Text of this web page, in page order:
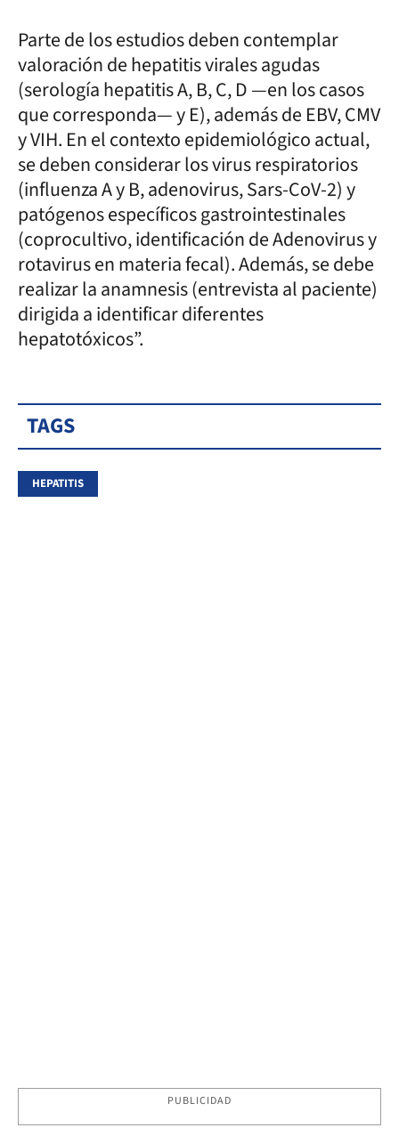
Parte de los estudios deben contemplar
valoración de hepatitis virales agudas
(serología hepatitis A, B, C, D —en los casos
que corresponda— y E), además de EBV, CMV
y VIH. En el contexto epidemiológico actual,
se deben considerar los virus respiratorios
(influenza A y B, adenovirus, Sars-CoV-2) y
patógenos específicos gastrointestinales
(coprocultivo, identificación de Adenovirus y
rotavirus en materia fecal). Además, se debe
realizar la anamnesis (entrevista al paciente)
dirigida a identificar diferentes
hepatotóxicos”.
TAGS
HEPATITIS
PUBLICIDAD